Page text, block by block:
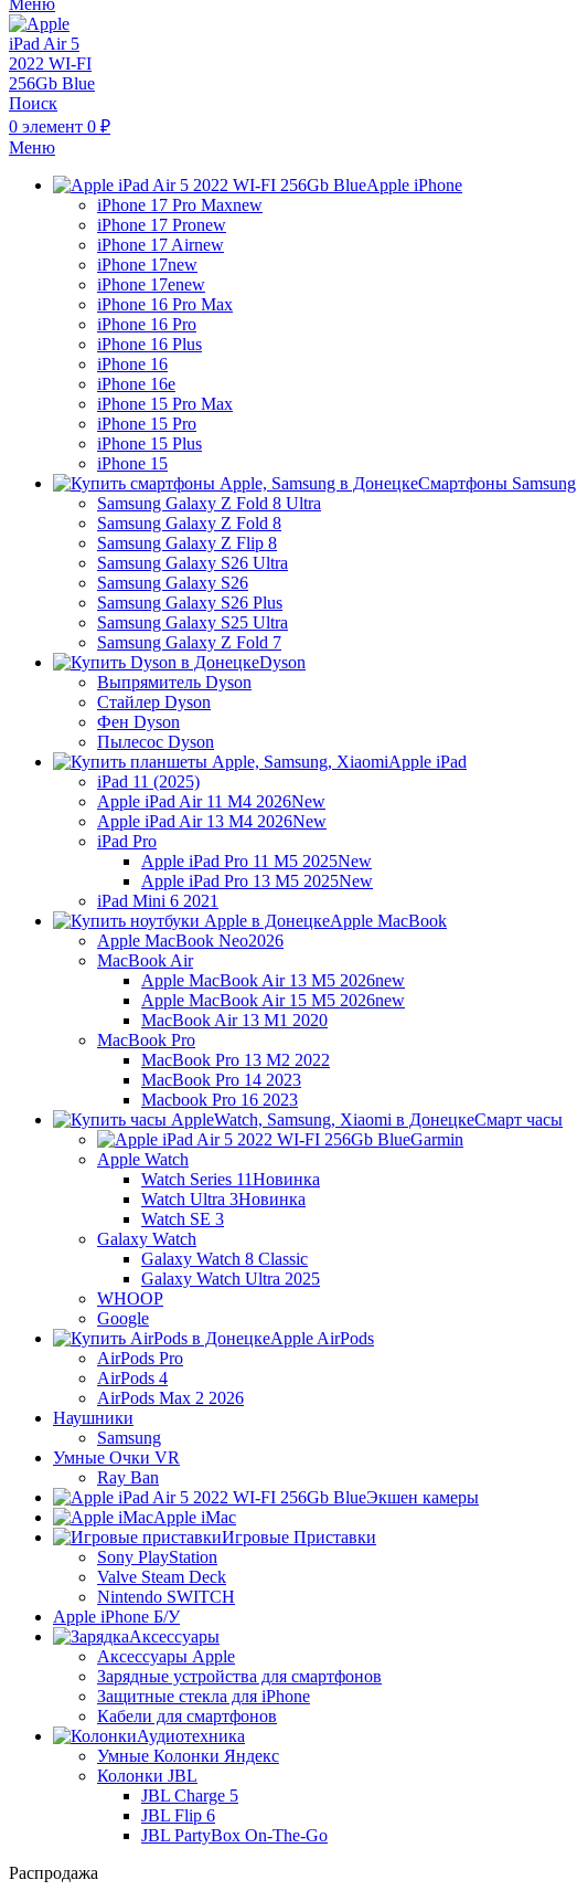
Меню
Поиск
0 элемент 0 ₽
Меню
Apple iPhone
iPhone 17 Pro Maxnew
iPhone 17 Pronew
iPhone 17 Airnew
iPhone 17new
iPhone 17enew
iPhone 16 Pro Max
iPhone 16 Pro
iPhone 16 Plus
iPhone 16
iPhone 16e
iPhone 15 Pro Max
iPhone 15 Pro
iPhone 15 Plus
iPhone 15
Смартфоны Samsung
Samsung Galaxy Z Fold 8 Ultra
Samsung Galaxy Z Fold 8
Samsung Galaxy Z Flip 8
Samsung Galaxy S26 Ultra
Samsung Galaxy S26
Samsung Galaxy S26 Plus
Samsung Galaxy S25 Ultra
Samsung Galaxy Z Fold 7
Dyson
Выпрямитель Dyson
Стайлер Dyson
Фен Dyson
Пылесос Dyson
Apple iPad
iPad 11 (2025)
Apple iPad Air 11 M4 2026New
Apple iPad Air 13 M4 2026New
iPad Pro
Apple iPad Pro 11 M5 2025New
Apple iPad Pro 13 M5 2025New
iPad Mini 6 2021
Apple MacBook
Apple MacBook Neo2026
MacBook Air
Apple MacBook Air 13 M5 2026new
Apple MacBook Air 15 M5 2026new
MacBook Air 13 M1 2020
MacBook Pro
MacBook Pro 13 M2 2022
MacBook Pro 14 2023
Macbook Pro 16 2023
Смарт часы
Garmin
Apple Watch
Watch Series 11Новинка
Watch Ultra 3Новинка
Watch SE 3
Galaxy Watch
Galaxy Watch 8 Classic
Galaxy Watch Ultra 2025
WHOOP
Google
Apple AirPods
AirPods Pro
AirPods 4
AirPods Max 2 2026
Наушники
Samsung
Умные Очки VR
Ray Ban
Экшен камеры
Apple iMac
Игровые Приставки
Sony PlayStation
Valve Steam Deck
Nintendo SWITCH
Apple iPhone Б/У
Аксессуары
Аксессуары Apple
Зарядные устройства для смартфонов
Защитные стекла для iPhone
Кабели для смартфонов
Аудиотехника
Умные Колонки Яндекс
Колонки JBL
JBL Charge 5
JBL Flip 6
JBL PartyBox On-The-Go
Распродажа